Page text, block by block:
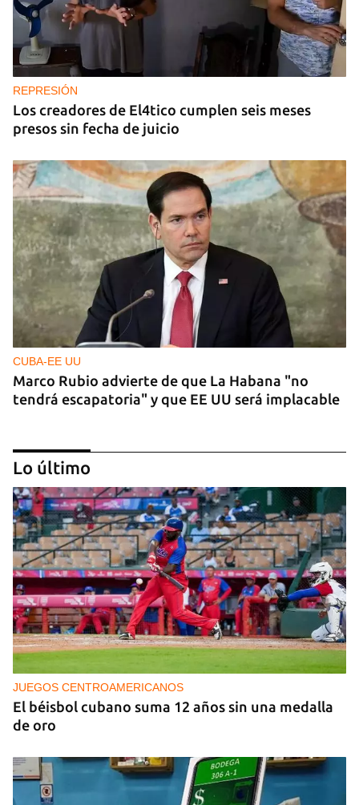
REPRESIÓN
Los creadores de El4tico cumplen seis meses
presos sin fecha de juicio
CUBA-EE UU
Marco Rubio advierte de que La Habana "no
tendrá escapatoria" y que EE UU será implacable
PODCAST
Cafecito informativo del viernes 7 de agosto de
2026
Lo último
JUEGOS CENTROAMERICANOS
El béisbol cubano suma 12 años sin una medalla
de oro